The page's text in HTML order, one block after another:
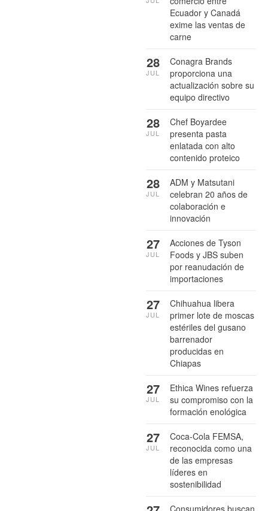
Ecuador y Canadá
exime las ventas de
carne
Conagra Brands
proporciona una
actualización sobre su
equipo directivo
28
JUL
Chef Boyardee
presenta pasta
enlatada con alto
contenido proteico
28
JUL
ADM y Matsutani
celebran 20 años de
colaboración e
innovación
28
JUL
Acciones de Tyson
Foods y JBS suben
por reanudación de
importaciones
27
JUL
Chihuahua libera
primer lote de moscas
estériles del gusano
barrenador
producidas en
Chiapas
27
JUL
Ethica Wines refuerza
su compromiso con la
formación enológica
27
JUL
Coca-Cola FEMSA,
reconocida como una
de las empresas
líderes en
sostenibilidad
27
JUL
Consumidores buscan